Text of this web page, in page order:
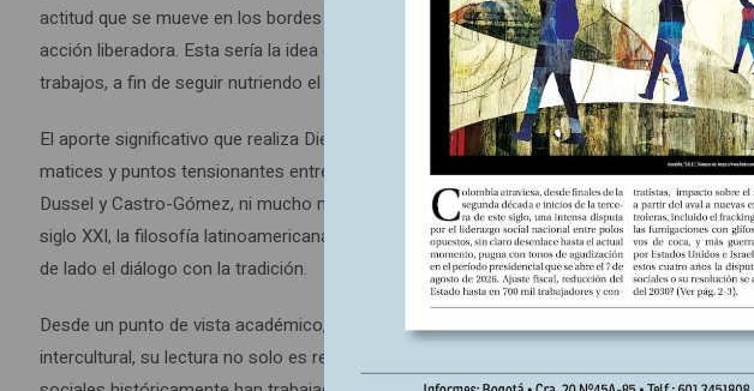
actitud que se mueve en los bordes entre la cultura dominadora y la dominada con el fin
acción liberadora. Esta sería la idea que el autor deja enunciada en el libro y que espera
trabajos, a fin de seguir nutriendo el debate filosófico latinoamericano.
El aporte significativo que realiza Diego Fernando Camelo-Perdomo en su libro al
matices y puntos tensionantes entre los proyectos de ambos autores. De ninguna
Dussel y Castro-Gómez, ni mucho menos tomar partido de manera acrítica por alguno
siglo XXI, la filosofía latinoamericana sigue trazando una hoja de ruta de cara a los retos
de lado el diálogo con la tradición.
Desde un punto de vista académico, para quienes dedican su labor a pensar y hacer
intercultural, su lectura no solo es recomendable sino también necesaria. Ahora, desde